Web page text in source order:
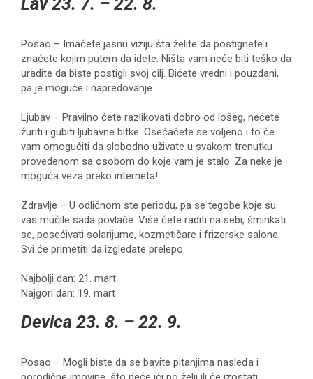
Posao – Imaćete jasnu viziju šta želite da postignete i
znaćete kojim putem da idete. Ništa vam neće biti teško da
uradite da biste postigli svoj cilj. Bićete vredni i pouzdani,
pa je moguće i napredovanje.
Ljubav – Pravilno ćete razlikovati dobro od lošeg, nećete
žuriti i gubiti ljubavne bitke. Osećaćete se voljeno i to će
vam omogućiti da slobodno uživate u svakom trenutku
provedenom sa osobom do koje vam je stalo. Za neke je
moguća veza preko interneta!
Zdravlje – U odličnom ste periodu, pa se tegobe koje su
vas mučile sada povlače. Više ćete raditi na sebi, šminkati
se, posećivati solarijume, kozmetičare i frizerske salone.
Svi će primetiti da izgledate prelepo.
Najbolji dan: 21. mart
Najgori dan: 19. mart
Devica 23. 8. – 22. 9.
Posao – Mogli biste da se bavite pitanjima nasleđa i